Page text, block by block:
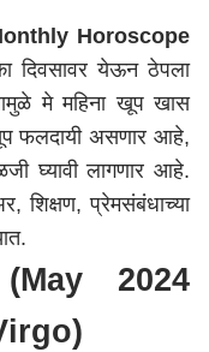
Horoscope
दिवसावर येऊन ठेपला
मे महिना खूप खास
फलदायी असणार आहे,
घ्यावी लागणार आहे.
शिक्षण, प्रेमसंबंधाच्या
(May 2024